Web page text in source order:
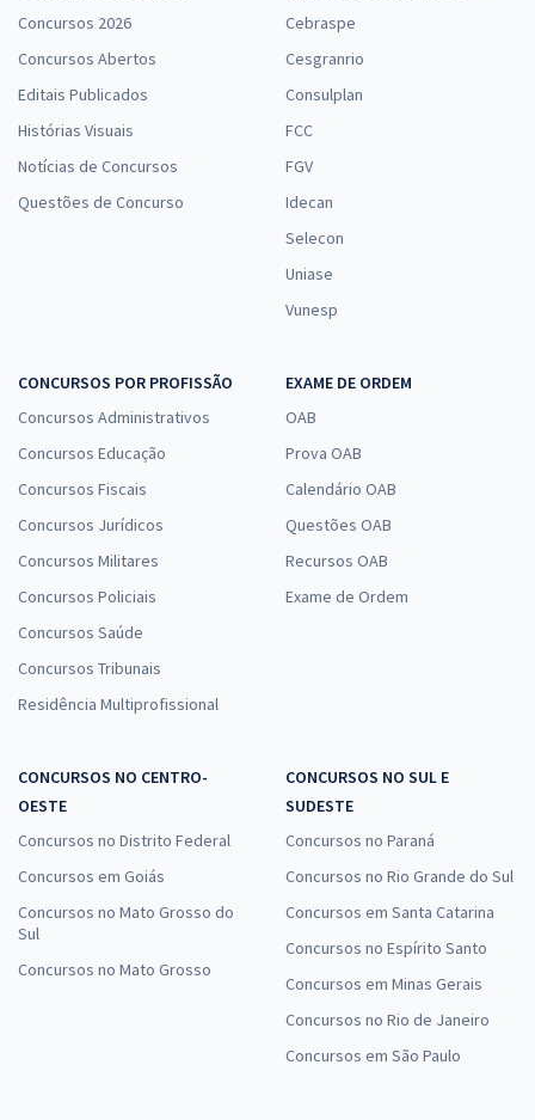
Concursos 2026
Concursos Abertos
Editais Publicados
Histórias Visuais
Notícias de Concursos
Questões de Concurso
Cebraspe
Cesgranrio
Consulplan
FCC
FGV
Idecan
Selecon
Uniase
Vunesp
CONCURSOS POR PROFISSÃO
Concursos Administrativos
Concursos Educação
Concursos Fiscais
Concursos Jurídicos
Concursos Militares
Concursos Policiais
Concursos Saúde
Concursos Tribunais
Residência Multiprofissional
EXAME DE ORDEM
OAB
Prova OAB
Calendário OAB
Questões OAB
Recursos OAB
Exame de Ordem
CONCURSOS NO CENTRO-
OESTE
Concursos no Distrito Federal
Concursos em Goiás
Concursos no Mato Grosso do
Sul
Concursos no Mato Grosso
CONCURSOS NO SUL E
SUDESTE
Concursos no Paraná
Concursos no Rio Grande do Sul
Concursos em Santa Catarina
Concursos no Espírito Santo
Concursos em Minas Gerais
Concursos no Rio de Janeiro
Concursos em São Paulo